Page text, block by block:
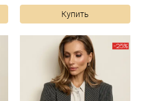
Купить